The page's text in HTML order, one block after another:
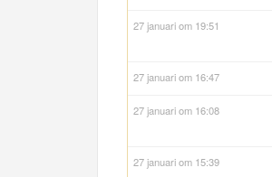
27 januari om 19:51
27 januari om 16:47
27 januari om 16:08
27 januari om 15:39